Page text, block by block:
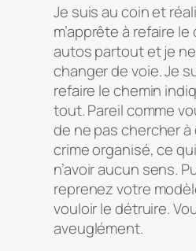
Je suis au coin et
m’apprête à refaire
autos partout et je
changer de voie. Je
refaire le chemin
tout. Pareil comme
de ne pas chercher
crime organisé, ce
n’avoir aucun sens.
reprenez votre
vouloir le détruire.
aveuglément.